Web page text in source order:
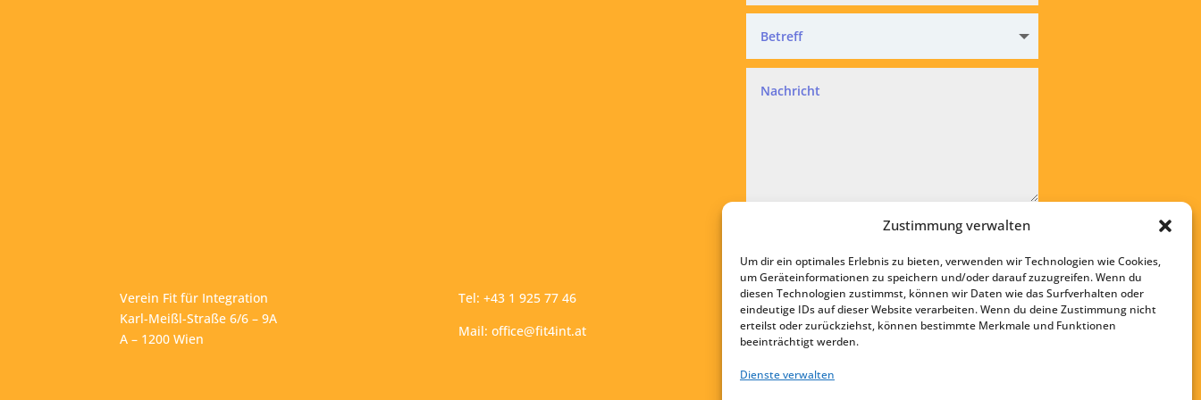
Zustimmung verwalten
Um dir ein optimales Erlebnis zu bieten, verwenden wir Technologien wie Cookies,
um Geräteinformationen zu speichern und/oder darauf zuzugreifen. Wenn du
diesen Technologien zustimmst, können wir Daten wie das Surfverhalten oder
eindeutige IDs auf dieser Website verarbeiten. Wenn du deine Zustimmung nicht
erteilst oder zurückziehst, können bestimmte Merkmale und Funktionen
beeinträchtigt werden.
Dienste verwalten
Datenschutz
Datenschutzvereinbarung
Absenden
Verein Fit für Integration
Karl-Meißl-Straße 6/6 – 9A
A – 1200 Wien
Tel: +43 1 925 77 46
Mail: office@fit4int.at
Startseite
Kontakt
Impressum
Datenschutz